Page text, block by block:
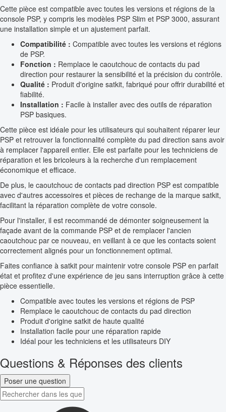
Cette pièce est compatible avec toutes les versions et régions de la
console PSP, y compris les modèles PSP Slim et PSP 3000, assurant
une installation simple et un ajustement parfait.
Compatibilité : Compatible avec toutes les versions et régions
de PSP.
Fonction : Remplace le caoutchouc de contacts du pad
direction pour restaurer la sensibilité et la précision du contrôle.
Qualité : Produit d'origine satkit, fabriqué pour offrir durabilité et
fiabilité.
Installation : Facile à installer avec des outils de réparation
PSP basiques.
Cette pièce est idéale pour les utilisateurs qui souhaitent réparer leur
PSP et retrouver la fonctionnalité complète du pad direction sans avoir
à remplacer l'appareil entier. Elle est parfaite pour les techniciens de
réparation et les bricoleurs à la recherche d'un remplacement
économique et efficace.
De plus, le caoutchouc de contacts pad direction PSP est compatible
avec d'autres accessoires et pièces de rechange de la marque satkit,
facilitant la réparation complète de votre console.
Pour l'installer, il est recommandé de démonter soigneusement la
façade avant de la commande PSP et de remplacer l'ancien
caoutchouc par ce nouveau, en veillant à ce que les contacts soient
correctement alignés pour un fonctionnement optimal.
Faites confiance à satkit pour maintenir votre console PSP en parfait
état et profitez d'une expérience de jeu sans interruption grâce à cette
pièce essentielle.
Compatible avec toutes les versions et régions de PSP
Remplace le caoutchouc de contacts du pad direction
Produit d'origine satkit de haute qualité
Installation facile pour une réparation rapide
Idéal pour les techniciens et les utilisateurs DIY
Questions & Réponses des clients
Poser une question